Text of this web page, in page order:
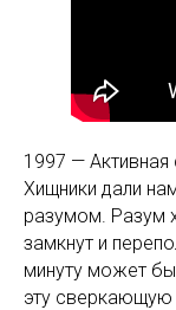
1997 — Активная
Хищники дали
разумом. Разум
замкнут и
минуту может
эту сверкающую